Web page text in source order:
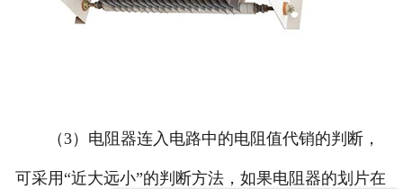
（3）电阻器连入电路中的电阻值代销的判断，
可采用“近大远小”的判断方法，如果电阻器的划片在